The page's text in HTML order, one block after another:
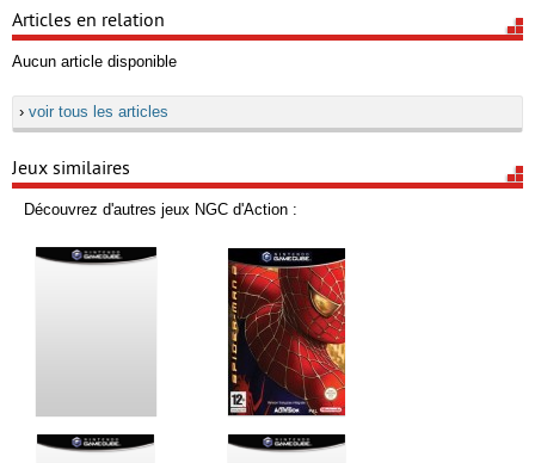
Articles en relation
Aucun article disponible
› voir tous les articles
Jeux similaires
Découvrez d'autres jeux NGC d'Action :